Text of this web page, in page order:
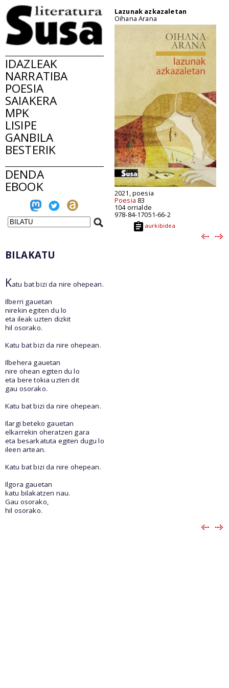
IDAZLEAK
NARRATIBA
POESIA
SAIAKERA
MPK
LISIPE
GANBILA
BESTERIK
DENDA
EBOOK
Lazunak azkazaletan
Oihana Arana
2021, poesia
Poesia 83
104 orrialde
978-84-17051-66-2
aurkibidea
BILAKATU
Katu bat bizi da nire ohepean.
Ilberri gauetan
nirekin egiten du lo
eta ileak uzten dizkit
hil osorako.
Katu bat bizi da nire ohepean.
Ilbehera gauetan
nire ohean egiten du lo
eta bere tokia uzten dit
gau osorako.
Katu bat bizi da nire ohepean.
Ilargi beteko gauetan
elkarrekin oheratzen gara
eta besarkatuta egiten dugu lo
ileen artean.
Katu bat bizi da nire ohepean.
Ilgora gauetan
katu bilakatzen nau.
Gau osorako,
hil osorako.